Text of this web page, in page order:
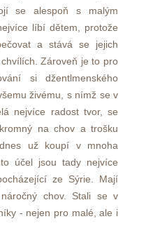
se alespoň s malým
líbí dětem, protože
a stává se jejich
Zároveň je to pro
si džentlmenského
živému, s nímž se v
nejvíce radost tvor, se
na chov a trošku
už koupí v mnoha
účel jsou tady nejvíce
ze Sýrie. Mají
chov. Stali se v
- nejen pro malé, ale i